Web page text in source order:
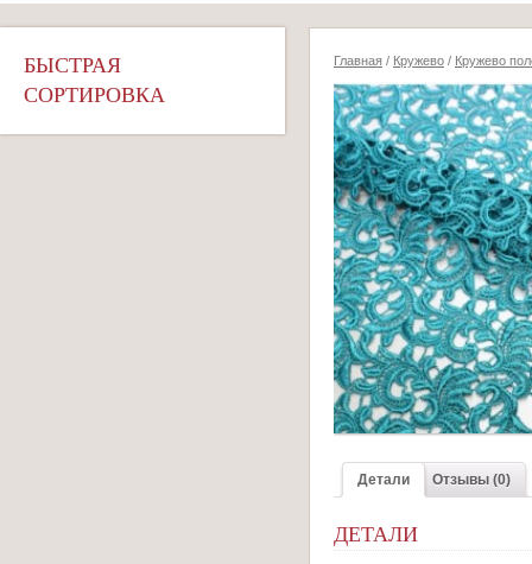
БЫСТРАЯ
СОРТИРОВКА
Главная / Кружево / Кружево
Детали Отзывы (0)
ДЕТАЛИ